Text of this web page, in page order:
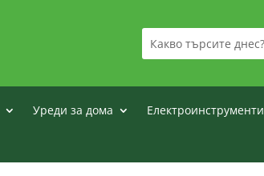
Уреди за дома Електроинструменти